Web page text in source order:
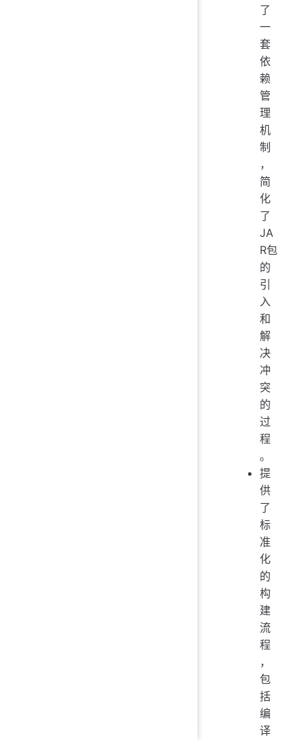
了
一
套
依
赖
管
理
机
制
，
简
化
了
JA
R包
的
引
入
和
解
决
冲
突
的
过
程
。
提
供
了
标
准
化
的
构
建
流
程
，
包
括
编
译